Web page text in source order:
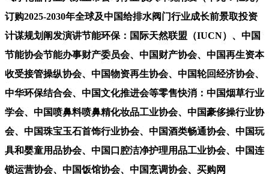
订购2025-2030年全球及中国给排水阀门行业成长前景取投资
计谋规划阐发演讲节能环保：国际天然联盟（IUCN）、中国
节能协会节能办事财产委员会、中国财产协会、中国再生资本
收受接管操纵协会、中国物资再生协会、中国轮回经济协会、
中华环保结合会、中国文化推进会等零售快消：中国烟草行业
学会、中国喷鼻料喷鼻精化妆品工业协会、中国豪侈操行业协
会、中国珠宝玉石首饰行业协会、中国酒类畅通协会、中国玩
具和婴童用品协会、中国口腔洁净护理用品工业协会、中国连
锁运营协会、中国饭馆协会、中国烹调协会、买购网